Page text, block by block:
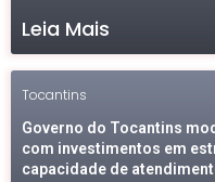
Leia Mais
Tocantins
Governo do Tocantins
com investimentos em
capacidade de